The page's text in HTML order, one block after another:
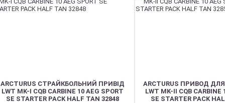
ARCTURUS СТРАЙКБОЛЬНИЙ ПРИВІД
LWT MK-I CQB CARBINE 10 AEG SPORT
SE STARTER PACK HALF TAN 32848
ARCTURUS ПРИВОД
LWT MK-II CQB CARBINE
SE STARTER PACK